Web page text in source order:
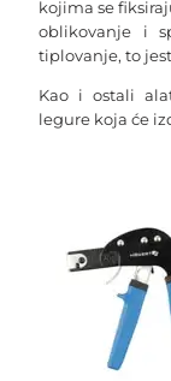
kojima se
oblikovanje i
tiplovanje, to
Kao i ostali
legure koja će